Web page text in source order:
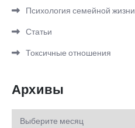
Психология семейной жизни
Статьи
Токсичные отношения
Архивы
Архивы